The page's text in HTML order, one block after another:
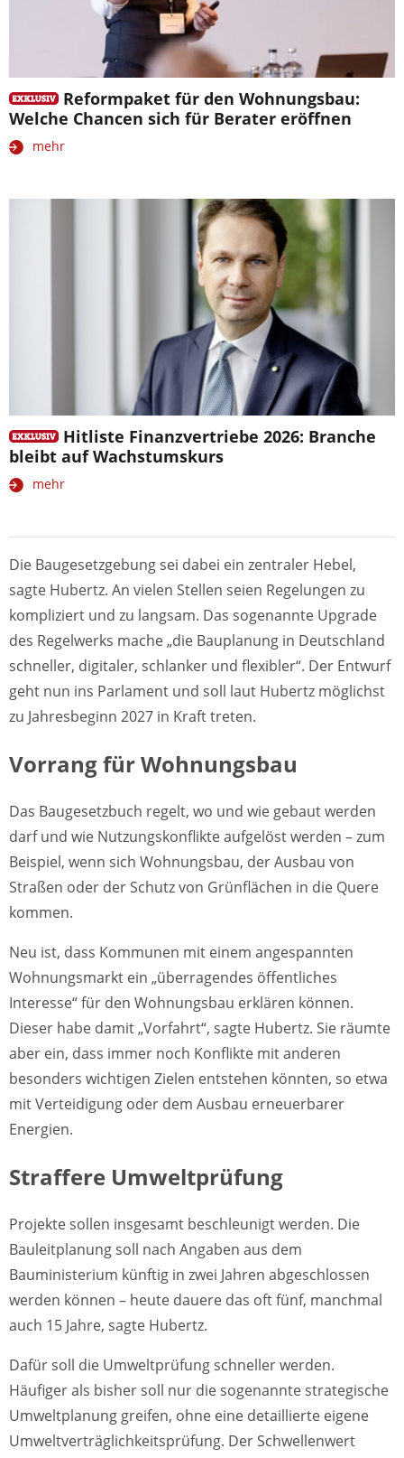
Reformpaket für den Wohnungsbau:
Welche Chancen sich für Berater eröffnen
mehr
Hitliste Finanzvertriebe 2026: Branche
bleibt auf Wachstumskurs
mehr
Die Baugesetzgebung sei dabei ein zentraler Hebel,
sagte Hubertz. An vielen Stellen seien Regelungen zu
kompliziert und zu langsam. Das sogenannte Upgrade
des Regelwerks mache „die Bauplanung in Deutschland
schneller, digitaler, schlanker und flexibler“. Der Entwurf
geht nun ins Parlament und soll laut Hubertz möglichst
zu Jahresbeginn 2027 in Kraft treten.
Vorrang für Wohnungsbau
Das Baugesetzbuch regelt, wo und wie gebaut werden
darf und wie Nutzungskonflikte aufgelöst werden – zum
Beispiel, wenn sich Wohnungsbau, der Ausbau von
Straßen oder der Schutz von Grünflächen in die Quere
kommen.
Neu ist, dass Kommunen mit einem angespannten
Wohnungsmarkt ein „überragendes öffentliches
Interesse“ für den Wohnungsbau erklären können.
Dieser habe damit „Vorfahrt“, sagte Hubertz. Sie räumte
aber ein, dass immer noch Konflikte mit anderen
besonders wichtigen Zielen entstehen könnten, so etwa
mit Verteidigung oder dem Ausbau erneuerbarer
Energien.
Straffere Umweltprüfung
Projekte sollen insgesamt beschleunigt werden. Die
Bauleitplanung soll nach Angaben aus dem
Bauministerium künftig in zwei Jahren abgeschlossen
werden können – heute dauere das oft fünf, manchmal
auch 15 Jahre, sagte Hubertz.
Dafür soll die Umweltprüfung schneller werden.
Häufiger als bisher soll nur die sogenannte strategische
Umweltplanung greifen, ohne eine detaillierte eigene
Umweltverträglichkeitsprüfung. Der Schwellenwert